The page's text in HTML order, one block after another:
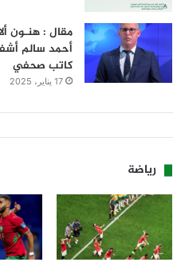
مقال : هنـون
أحمد سالم
كاتب صحفي
17 يناير، 2025
رياضة